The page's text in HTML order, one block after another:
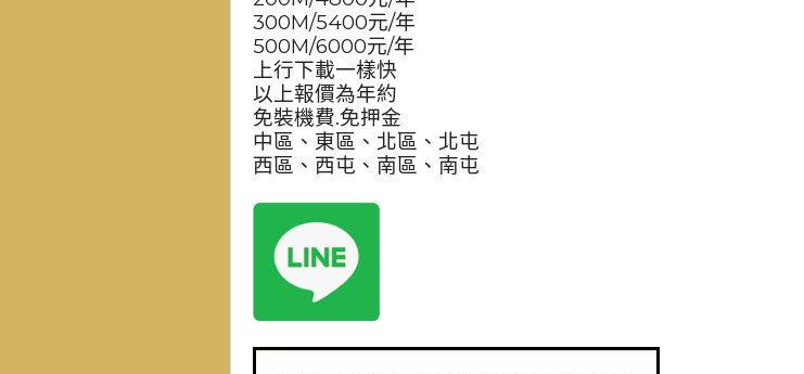
300M/5400元/年
500M/6000元/年
上行下載一樣快
以上報價為年約
免裝機費.免押金
中區、東區、北區、北屯
西區、西屯、南區、南屯